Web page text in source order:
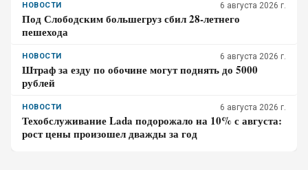
НОВОСТИ 6 августа 2026 г.
Под Слободским большегруз сбил 28-летнего
пешехода
НОВОСТИ 6 августа 2026 г.
Штраф за езду по обочине могут поднять до 5000
рублей
НОВОСТИ 6 августа 2026 г.
Техобслуживание Lada подорожало на 10% с августа:
рост цены произошел дважды за год